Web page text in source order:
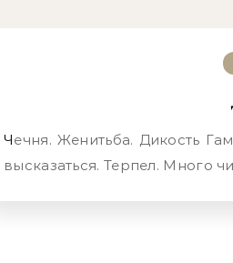
Чечня. Женитьба. Дикость Гамид Гамидов журналист Все же решил
высказаться. Терпел. Много